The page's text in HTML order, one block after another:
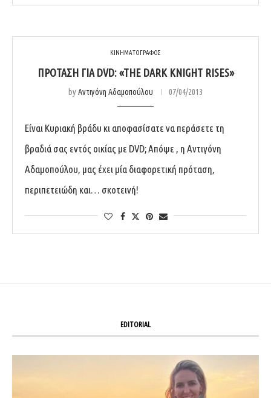
ΚΙΝΗΜΑΤΟΓΡΑΦΟΣ
ΠΡΌΤΑΣΗ ΓΙΑ DVD: «THE DARK KNIGHT RISES»
byΑντιγόνη Αδαμοπούλου 07/04/2013
Είναι Κυριακή βράδυ κι αποφασίσατε να περάσετε τη
βραδιά σας εντός οικίας με DVD; Απόψε , η Αντιγόνη
Αδαμοπούλου, μας έχει μία διαφορετική πρόταση,
περιπετειώδη και… σκοτεινή!
EDITORIAL